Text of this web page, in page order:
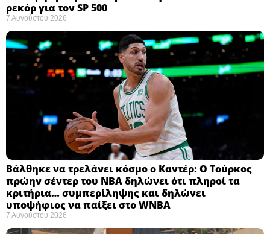
ρεκόρ για τον SP 500
7 Αυγούστου 2026
Βάλθηκε να τρελάνει κόσμο ο Καντέρ: Ο Τούρκος
πρώην σέντερ του NBA δηλώνει ότι πληροί τα
κριτήρια… συμπερίληψης και δηλώνει
υποψήφιος να παίξει στο WNBA
7 Αυγούστου 2026